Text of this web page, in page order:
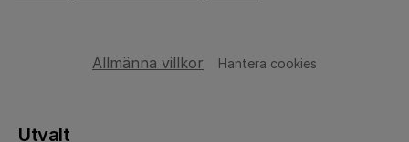
Allmänna villkor Hantera cookies
Utvalt